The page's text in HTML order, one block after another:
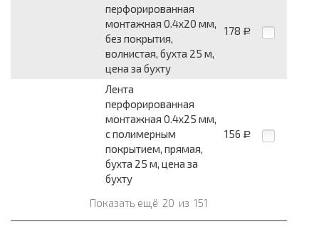
перфорированная
монтажная 0.4x20 мм,
без покрытия,
волнистая, бухта 25 м,
цена за бухту
178 Р
Лента
перфорированная
монтажная 0.4x25 мм,
с полимерным
покрытием, прямая,
бухта 25 м, цена за
бухту
156 Р
Показать ещё 20 из 151